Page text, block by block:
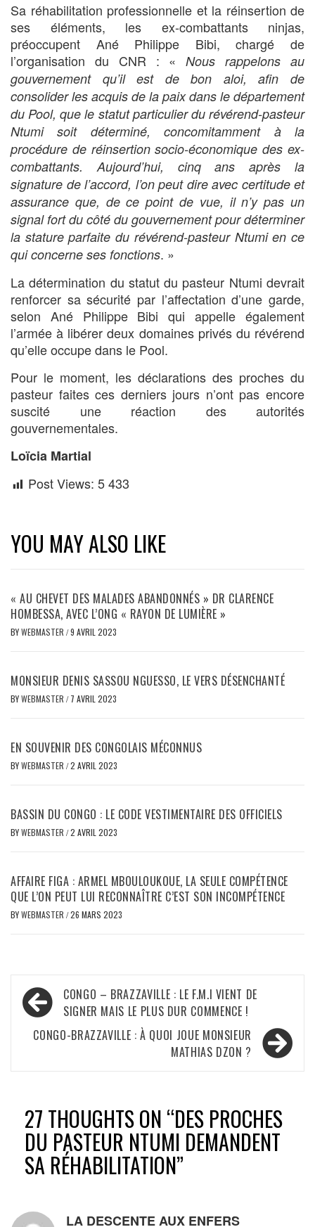
Sa réhabilitation professionnelle et la réinsertion de
ses éléments, les ex-combattants ninjas,
préoccupent Ané Philippe Bibi, chargé de
l’organisation du CNR : «Nous rappelons au
gouvernement qu’il est de bon aloi, afin de
consolider les acquis de la paix dans le département
du Pool, que le statut particulier du révérend-pasteur
Ntumi soit déterminé, concomitamment à la
procédure de réinsertion socio-économique des ex-
combattants. Aujourd’hui, cinq ans après la
signature de l’accord, l’on peut dire avec certitude et
assurance que, de ce point de vue, il n’y pas un
signal fort du côté du gouvernement pour déterminer
la stature parfaite du révérend-pasteur Ntumi en ce
qui concerne ses fonctions. »
La détermination du statut du pasteur Ntumi devrait
renforcer sa sécurité par l’affectation d’une garde,
selon Ané Philippe Bibi qui appelle également
l’armée à libérer deux domaines privés du révérend
qu’elle occupe dans le Pool.
Pour le moment, les déclarations des proches du
pasteur faites ces derniers jours n’ont pas encore
suscité une réaction des autorités
gouvernementales.
Loïcia Martial
Post Views: 5 433
YOU MAY ALSO LIKE
« AU CHEVET DES MALADES ABANDONNÉS » DR CLARENCE
HOMBESSA, AVEC L’ONG « RAYON DE LUMIÈRE »
BYWEBMASTER /9 AVRIL 2023
MONSIEUR DENIS SASSOU NGUESSO, LE VERS DÉSENCHANTÉ
BYWEBMASTER / 7 AVRIL 2023
EN SOUVENIR DES CONGOLAIS MÉCONNUS
BYWEBMASTER /2 AVRIL 2023
BASSIN DU CONGO : LE CODE VESTIMENTAIRE DES OFFICIELS
BYWEBMASTER /2 AVRIL 2023
AFFAIRE FIGA : ARMEL MBOULOUKOUE, LA SEULE COMPÉTENCE
QUE L’ON PEUT LUI RECONNAÎTRE C’EST SON INCOMPÉTENCE
BYWEBMASTER /26 MARS 2023
Navigation
de
l’article
CONGO – BRAZZAVILLE : LE F.M.I VIENT DE
SIGNER MAIS LE PLUS DUR COMMENCE !
CONGO-BRAZZAVILLE : À QUOI JOUE MONSIEUR
MATHIAS DZON ?
27 THOUGHTS ON “DES PROCHES
DU PASTEUR NTUMI DEMANDENT
SA RÉHABILITATION”
LA DESCENTE AUX ENFERS